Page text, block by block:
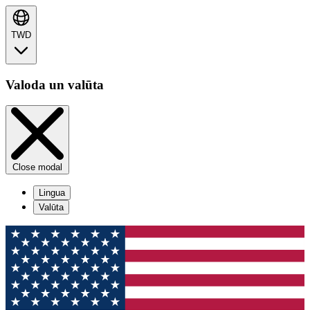
TWD
Valoda un valūta
Close modal
Lingua
Valūta